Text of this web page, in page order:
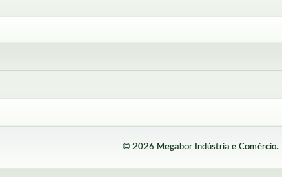
© 2026 Megabor Indústria e Comércio.